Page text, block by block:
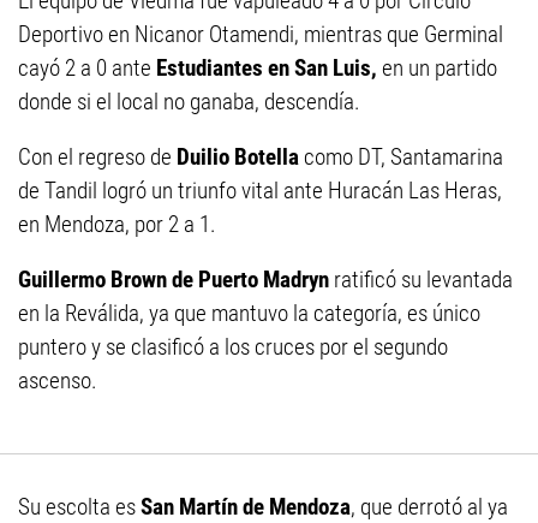
Deportivo en Nicanor Otamendi, mientras que Germinal
cayó 2 a 0 ante Estudiantes en San Luis, en un partido
donde si el local no ganaba, descendía.
Con el regreso de Duilio Botella como DT, Santamarina
de Tandil logró un triunfo vital ante Huracán Las Heras,
en Mendoza, por 2 a 1.
Guillermo Brown de Puerto Madryn ratificó su levantada
en la Reválida, ya que mantuvo la categoría, es único
puntero y se clasificó a los cruces por el segundo
ascenso.
Su escolta esSan Martín de Mendoza, que derrotó al ya